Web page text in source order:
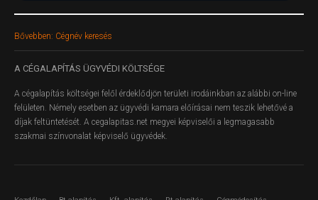
Bővebben: Cégnév keresés
A CÉGALAPÍTÁS ÜGYVÉDI KÖLTSÉGE
A cégalapítás költségei felől érdeklődjön területi irodáinkban az alábbi on-line
felületen. Némely esetben az ügyvédi kamara előírásai nem teszik lehetővé a
díjak feltüntetését. A cegalapitas.net megyei képviselői a legmagasabb
szakmai színvonalat képviselő ügyvédek.